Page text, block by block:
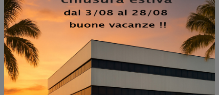
NON PERDERTI ANCHE: